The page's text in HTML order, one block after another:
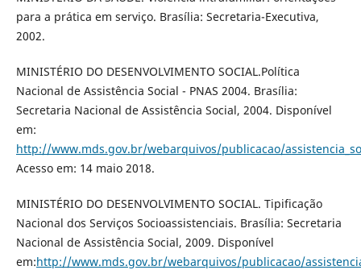
para a prática em serviço. Brasília: Secretaria-Executiva,
2002.
MINISTÉRIO DO DESENVOLVIMENTO SOCIAL.Política
Nacional de Assistência Social - PNAS 2004. Brasília:
Secretaria Nacional de Assistência Social, 2004. Disponível
em:
http://www.mds.gov.br/webarquivos/publicacao/
Acesso em: 14 maio 2018.
MINISTÉRIO DO DESENVOLVIMENTO SOCIAL. Tipificação
Nacional dos Serviços Socioassistenciais. Brasília: Secretaria
Nacional de Assistência Social, 2009. Disponível
em:http://www.mds.gov.br/webarquivos/publicacao/